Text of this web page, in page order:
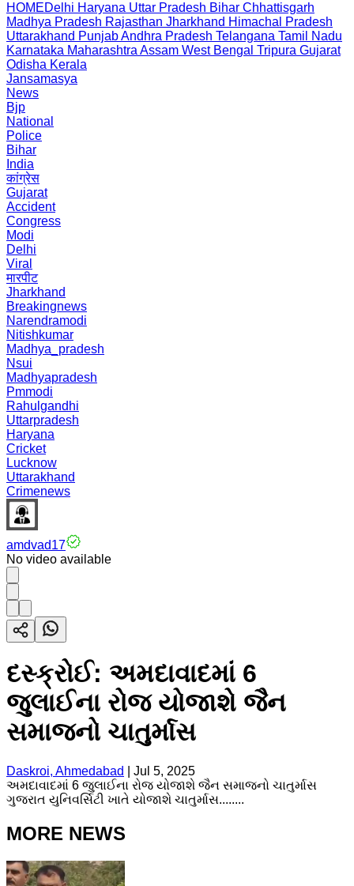
HOMEDelhi Haryana Uttar Pradesh Bihar Chhattisgarh
Madhya Pradesh Rajasthan Jharkhand Himachal Pradesh
Uttarakhand PunjabAndhra Pradesh Telangana Tamil Nadu
Karnataka Maharashtra Assam West Bengal Tripura Gujarat
Odisha Kerala
Jansamasya
News
Bjp
National
Police
Bihar
India
कांग्रेस
Gujarat
Accident
Congress
Modi
Delhi
Viral
मारपीट
Jharkhand
Breakingnews
Narendramodi
Nitishkumar
Madhya_pradesh
Nsui
Madhyapradesh
Pmmodi
Rahulgandhi
Uttarpradesh
Haryana
Cricket
Lucknow
Uttarakhand
Crimenews
amdvad17
No video available
દસ્ક્રોઈ: અમદાવાદમાં 6
જુલાઈના રોજ યોજાશે જૈન
સમાજનો ચાતુર્માસ
Daskroi, Ahmedabad
Jul 5, 2025
અમદાવાદમાં 6 જુલાઈના રોજ યોજાશે જૈન સમાજનો ચાતુર્માસ
ગુજરાત યુનિવર્સિટી ખાતે યોજાશે ચાતુર્માસ........
MORE NEWS